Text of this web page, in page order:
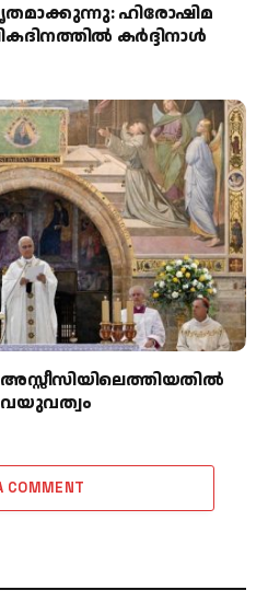
ഹിരോഷിമ
കർദ്ദിനാൾ
അസ്സീസിയിലെത്തിയതിൽ
COMMENT